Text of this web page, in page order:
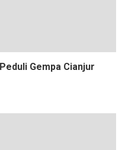
Gempa Cianjur